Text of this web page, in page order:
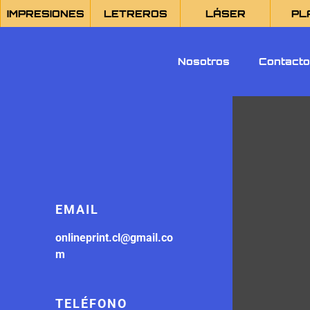
IMPRESIONES LETREROS LÁSER
Nosotros Contacto
EMAIL
onlineprint.cl@gmail.co
m
TELÉFONO